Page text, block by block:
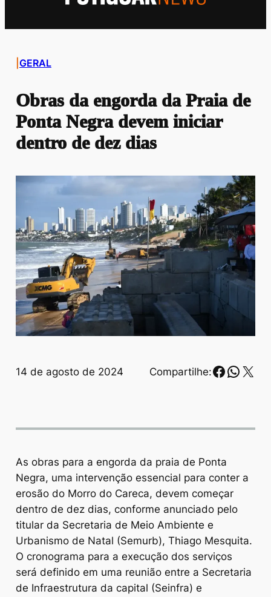
GERAL
Obras da engorda da Praia de
Ponta Negra devem iniciar
dentro de dez dias
14 de agosto de 2024 Compartilhe: X
As obras para a engorda da praia de Ponta
Negra, uma intervenção essencial para conter a
erosão do Morro do Careca, devem começar
dentro de dez dias, conforme anunciado pelo
titular da Secretaria de Meio Ambiente e
Urbanismo de Natal (Semurb), Thiago Mesquita.
O cronograma para a execução dos serviços
será definido em uma reunião entre a Secretaria
de Infraestrutura da capital (Seinfra) e